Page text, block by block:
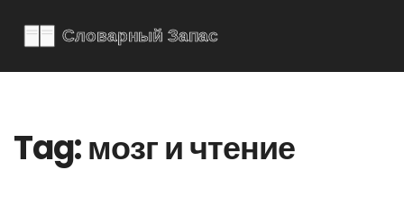
Tag: мозг и чтение